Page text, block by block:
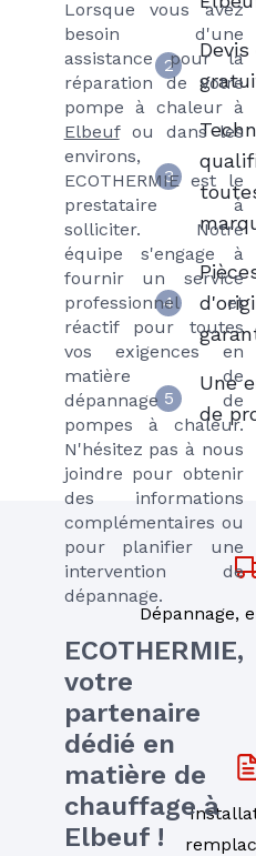
Lorsque vous avez
besoin d'une
assistance pour la
réparation de votre
pompe à chaleur à
Elbeufou dans les
environs,
ECOTHERMIE est le
prestataire à
solliciter. Notre
équipe s'engage à
fournir un service
professionnel et
réactif pour toutes
vos exigences en
matière de
dépannage de
pompes à chaleur.
N'hésitez pas à nous
joindre pour obtenir
des informations
complémentaires ou
pour planifier une
intervention de
dépannage.
ECOTHERMIE,
votre
partenaire
dédié en
matière de
chauffage à
Elbeuf !
2
Devis
3
4
5
Une
de
Dépannage,